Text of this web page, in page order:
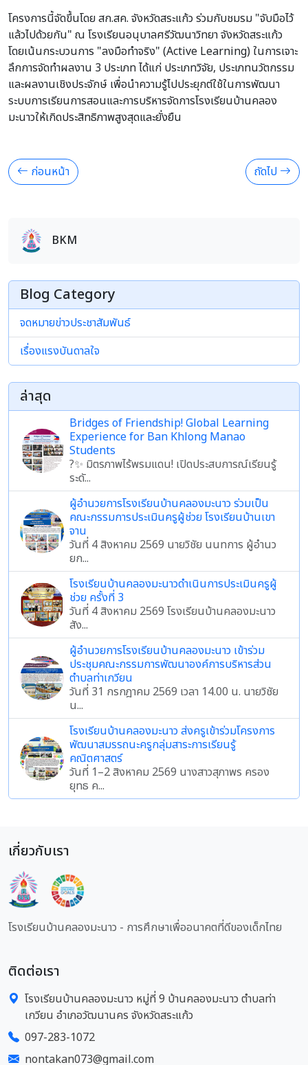
โครงการนี้จัดขึ้นโดย สก.สค. จังหวัดสระแก้ว ร่วมกับชมรม "จับมือไว้
แล้วไปด้วยกัน" ณ โรงเรียนอนุบาลศรีวัฒนาวิทยา จังหวัดสระแก้ว
โดยเน้นกระบวนการ "ลงมือทำจริง" (Active Learning) ในการเจาะ
ลึกการจัดทำผลงาน 3 ประเภท ได้แก่ ประเภทวิจัย, ประเภทนวัตกรรม
และผลงานเชิงประจักษ์ เพื่อนำความรู้ไปประยุกต์ใช้ในการพัฒนา
ระบบการเรียนการสอนและการบริหารจัดการโรงเรียนบ้านคลอง
มะนาวให้เกิดประสิทธิภาพสูงสุดและยั่งยืน
ก่อนหน้า ถัดไป
BKM
Blog Category
จดหมายข่าวประชาสัมพันธ์
เรื่องแรงบันดาลใจ
ล่าสุด
Bridges of Friendship! Global Learning
Experience for Ban Khlong Manao
Students
?✨ มิตรภาพไร้พรมแดน! เปิดประสบการณ์เรียนรู้
ระดั...
ผู้อำนวยการโรงเรียนบ้านคลองมะนาว ร่วมเป็น
คณะกรรมการประเมินครูผู้ช่วย โรงเรียนบ้านเขา
จาน
วันที่ 4 สิงหาคม 2569 นายวิชัย นนทการ ผู้อำนว
ยก...
โรงเรียนบ้านคลองมะนาวดำเนินการประเมินครูผู้
ช่วย ครั้งที่ 3
วันที่ 4 สิงหาคม 2569 โรงเรียนบ้านคลองมะนาว
สัง...
ผู้อำนวยการโรงเรียนบ้านคลองมะนาว เข้าร่วม
ประชุมคณะกรรมการพัฒนาองค์การบริหารส่วน
ตำบลท่าเกวียน
วันที่ 31 กรกฎาคม 2569 เวลา 14.00 น. นายวิชัย
น...
โรงเรียนบ้านคลองมะนาว ส่งครูเข้าร่วมโครงการ
พัฒนาสมรรถนะครูกลุ่มสาระการเรียนรู้
คณิตศาสตร์
วันที่ 1–2 สิงหาคม 2569 นางสาวสุภาพร ครอง
ยุทธ ค...
เกี่ยวกับเรา
โรงเรียนบ้านคลองมะนาว - การศึกษาเพื่ออนาคตที่ดีของเด็กไทย
ติดต่อเรา
โรงเรียนบ้านคลองมะนาว หมู่ที่ 9 บ้านคลองมะนาว ตำบลท่า
เกวียน อำเภอวัฒนานคร จังหวัดสระแก้ว
097-283-1072
nontakan073@gmail.com